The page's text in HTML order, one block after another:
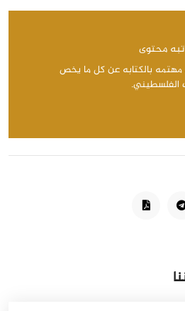
محتوى
مهتمه بالكتابه عن كل ما يخص
الفلسطيني.